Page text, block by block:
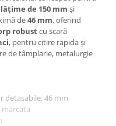
lățime de 150 mm și
de46 mm, oferind
robustcu scară
, pentru citire rapida și
de tâmplarie, metalurgie
detasabile: 46 mm